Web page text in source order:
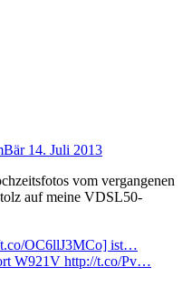
14. Juli 2013
auf meine VDSL50-
t.co/OC6llJ3MCo] ist…
W921V http://t.co/Pv…